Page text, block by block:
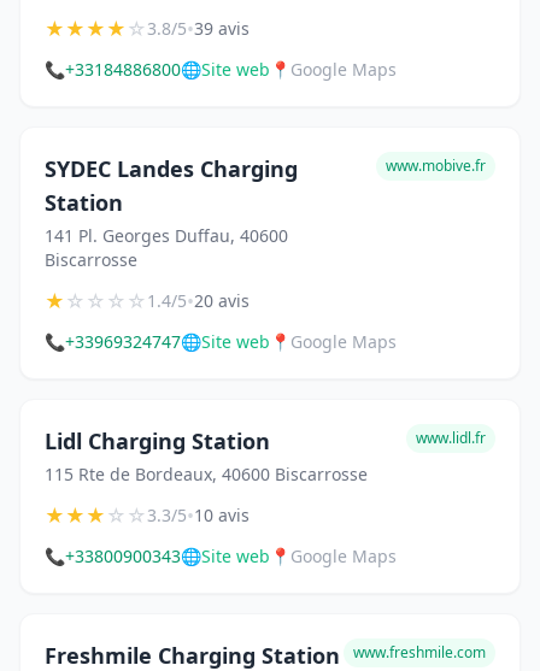
★★★★☆3.8/5•39 avis
📞+33184886800🌐Site web 📍 Google Maps
SYDEC Landes Charging
Station
141 Pl. Georges Duffau, 40600
Biscarrosse
www.mobive.fr
★☆☆☆☆1.4/5•20 avis
📞+33969324747🌐Site web 📍 Google Maps
Lidl Charging Station
115 Rte de Bordeaux, 40600 Biscarrosse
www.lidl.fr
★★★☆☆3.3/5•10 avis
📞+33800900343🌐Site web 📍 Google Maps
Freshmile Charging Station www.freshmile.com